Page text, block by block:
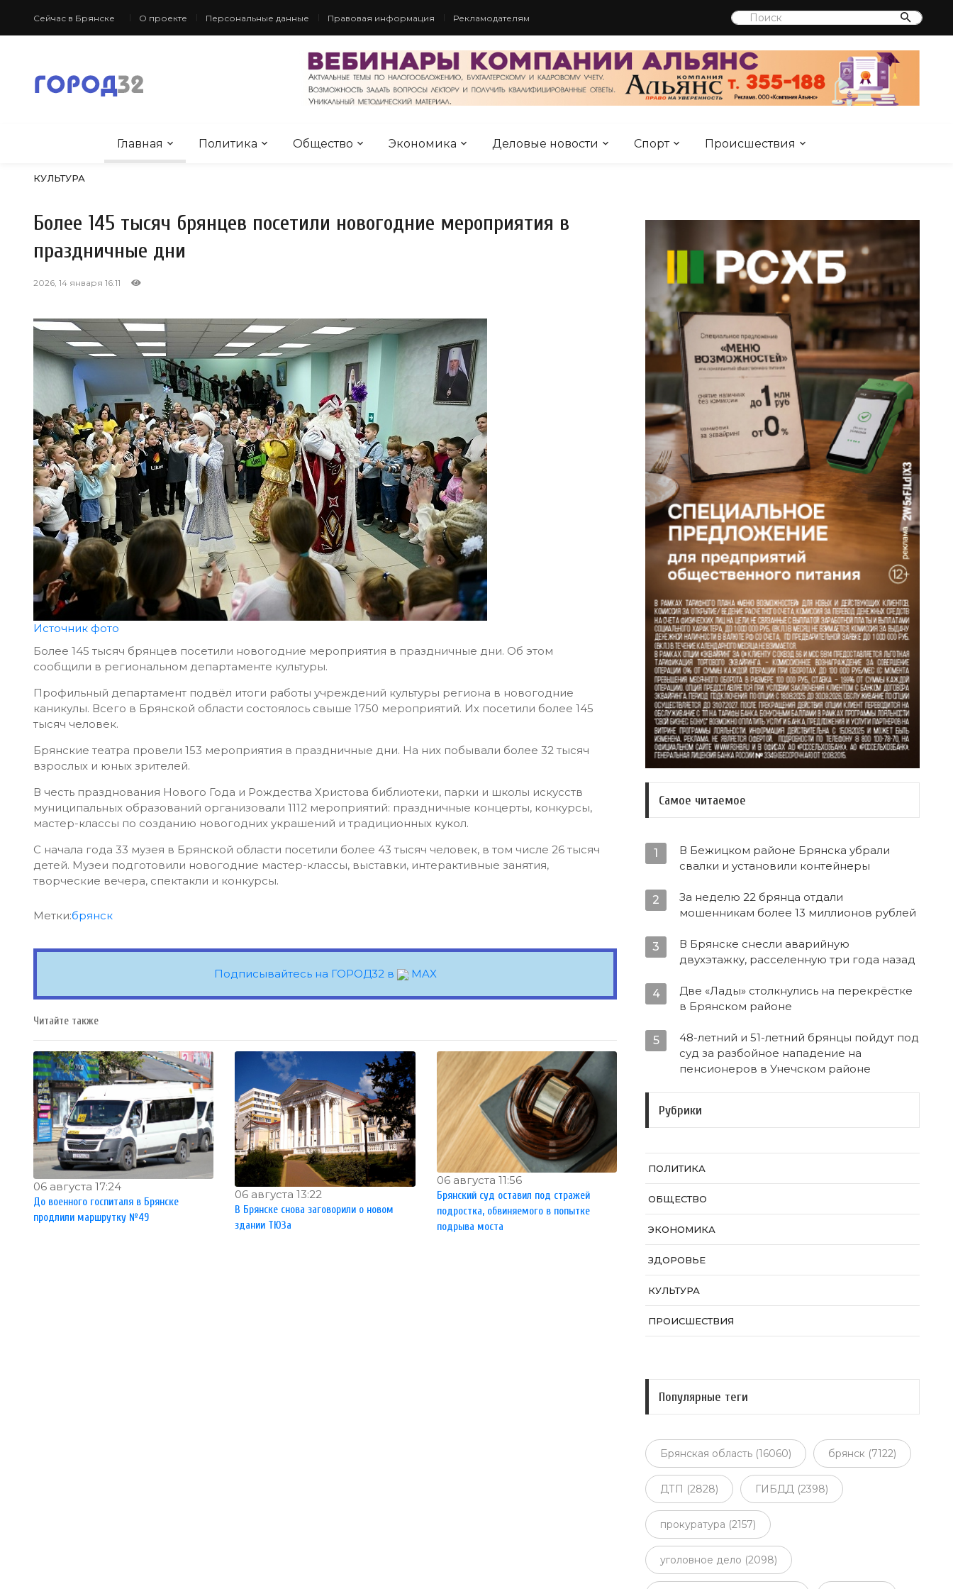
Сейчас в Брянске О проекте Персональные данные Правовая информация Рекламодателям
Главная Политика Общество Экономика Деловые новости Спорт Происшествия
КУЛЬТУРА
Более 145 тысяч брянцев посетили новогодние мероприятия в
праздничные дни
2026, 14 января 16:11
Источник фото
Более 145 тысяч брянцев посетили новогодние мероприятия в праздничные дни. Об этом
сообщили в региональном департаменте культуры.
Профильный департамент подвёл итоги работы учреждений культуры региона в новогодние
каникулы. Всего в Брянской области состоялось свыше 1750 мероприятий. Их посетили более 145
тысяч человек.
Брянские театра провели 153 мероприятия в праздничные дни. На них побывали более 32 тысяч
взрослых и юных зрителей.
В честь празднования Нового Года и Рождества Христова библиотеки, парки и школы искусств
муниципальных образований организовали 1112 мероприятий: праздничные концерты, конкурсы,
мастер-классы по созданию новогодних украшений и традиционных кукол.
С начала года 33 музея в Брянской области посетили более 43 тысяч человек, в том числе 26 тысяч
детей. Музеи подготовили новогодние мастер-классы, выставки, интерактивные занятия,
творческие вечера, спектакли и конкурсы.
Метки:брянск
Подписывайтесь на ГОРОД32 в MAX
Читайте также
06 августа 17:24
До военного госпиталя в Брянске
продлили маршрутку №49
06 августа 13:22
В Брянске снова заговорили о новом
здании ТЮЗа
06 августа 11:56
Брянский суд оставил под стражей
подростка, обвиняемого в попытке
подрыва моста
Самое читаемое
1
В Бежицком районе Брянска убрали
свалки и установили контейнеры
2
За неделю 22 брянца отдали
мошенникам более 13 миллионов рублей
3
В Брянске снесли аварийную
двухэтажку, расселенную три года назад
4
Две «Лады» столкнулись на перекрёстке
в Брянском районе
5
48-летний и 51-летний брянцы пойдут под
суд за разбойное нападение на
пенсионеров в Унечском районе
Рубрики
ПОЛИТИКА
ОБЩЕСТВО
ЭКОНОМИКА
ЗДОРОВЬЕ
КУЛЬТУРА
ПРОИСШЕСТВИЯ
Популярные теги
Брянская область (16060) брянск (7122)
ДТП (2828) ГИБДД (2398)
прокуратура (2157)
уголовное дело (2098)